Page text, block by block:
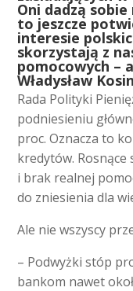
Oni dadzą
to jeszcze
interesie
skorzystają z
pomocowych –
Władysław
Rada Polityki
podniesieniu
proc. Oznacza to
kredytów.
i brak realnej
do zniesienia dla
Ale nie wszyscy
– Podwyżki stóp
bankom nawet